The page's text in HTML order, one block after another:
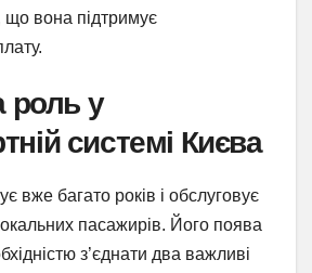
що вона підтримує
роль у
системі Києва
вже багато років і обслуговує
пасажирів. Його поява
з’єднати два важливі